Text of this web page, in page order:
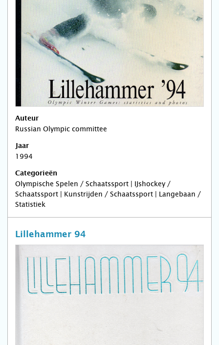
Auteur
Russian Olympic committee
Jaar
1994
Categorieën
Olympische Spelen / Schaatssport | IJshockey /
Schaatssport | Kunstrijden / Schaatssport | Langebaan /
Statistiek
Lillehammer 94